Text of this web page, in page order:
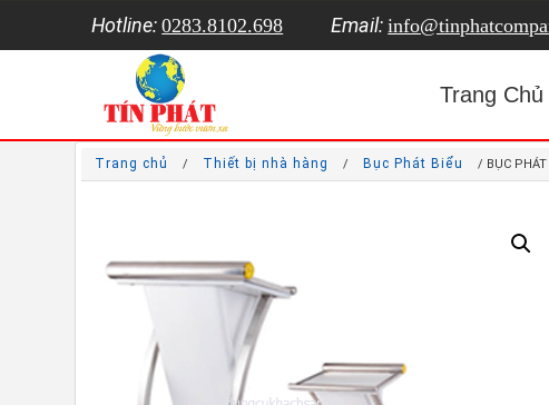
Hotline: 0283.8102.698 Email:
Trang Chủ
Trang chủ / Thiết bị nhà hàng / Bục Phát Biểu / BỤC